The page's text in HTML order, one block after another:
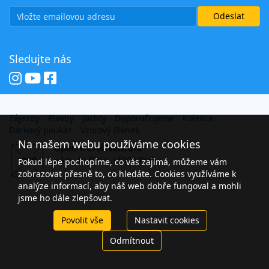
Sledujte nás
Zájezdy Plavby Jachty Doporučujeme
Kolekce
Open Travel Network
nám. 14 října, 15000 Praha
Na našem webu používáme cookies
Pokud lépe pochopíme, co vás zajímá, můžeme vám
zobrazovat přesně to, co hledáte. Cookies využíváme k
analýze informací, aby náš web dobře fungoval a mohli
jsme ho dále zlepšovat.
Povolit vše
Nastavit cookies
Odmítnout